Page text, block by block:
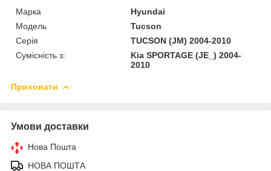
Марка
Hyundai
Модель
Tucson
Серія
TUCSON (JM) 2004-2010
Сумісність з:
Kia SPORTAGE (JE_) 2004-
2010
Приховати
Умови доставки
Нова Пошта
НОВА ПОШТА